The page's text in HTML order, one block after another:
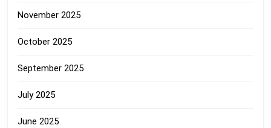
November 2025
October 2025
September 2025
July 2025
June 2025